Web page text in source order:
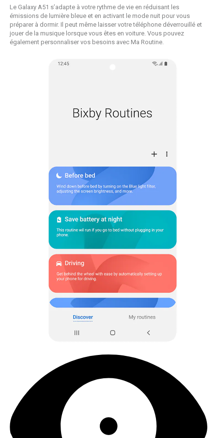
Le Galaxy A51 s’adapte à votre rythme de vie en réduisant les
émissions de lumière bleue et en activant le mode nuit pour vous
préparer à dormir. Il peut même laisser votre téléphone déverrouillé et
jouer de la musique lorsque vous êtes en voiture. Vous pouvez
également personnaliser vos besoins avec Ma Routine.